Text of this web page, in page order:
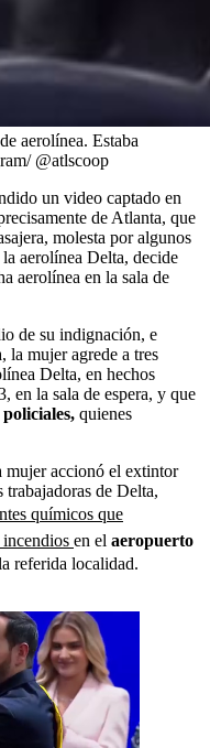
aerolínea. Estaba
@atlscoop
un video captado en
de Atlanta, que
molesta por algunos
aerolínea Delta, decide
aerolínea en la sala de
de su indignación, e
la mujer agrede a tres
Delta, en hechos
en la sala de espera, y que
quienes
mujer accionó el extintor
trabajadoras de Delta,
químicos que
incendios en el aeropuerto
referida localidad.